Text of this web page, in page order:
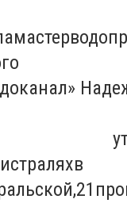
мастер
»
в
,21